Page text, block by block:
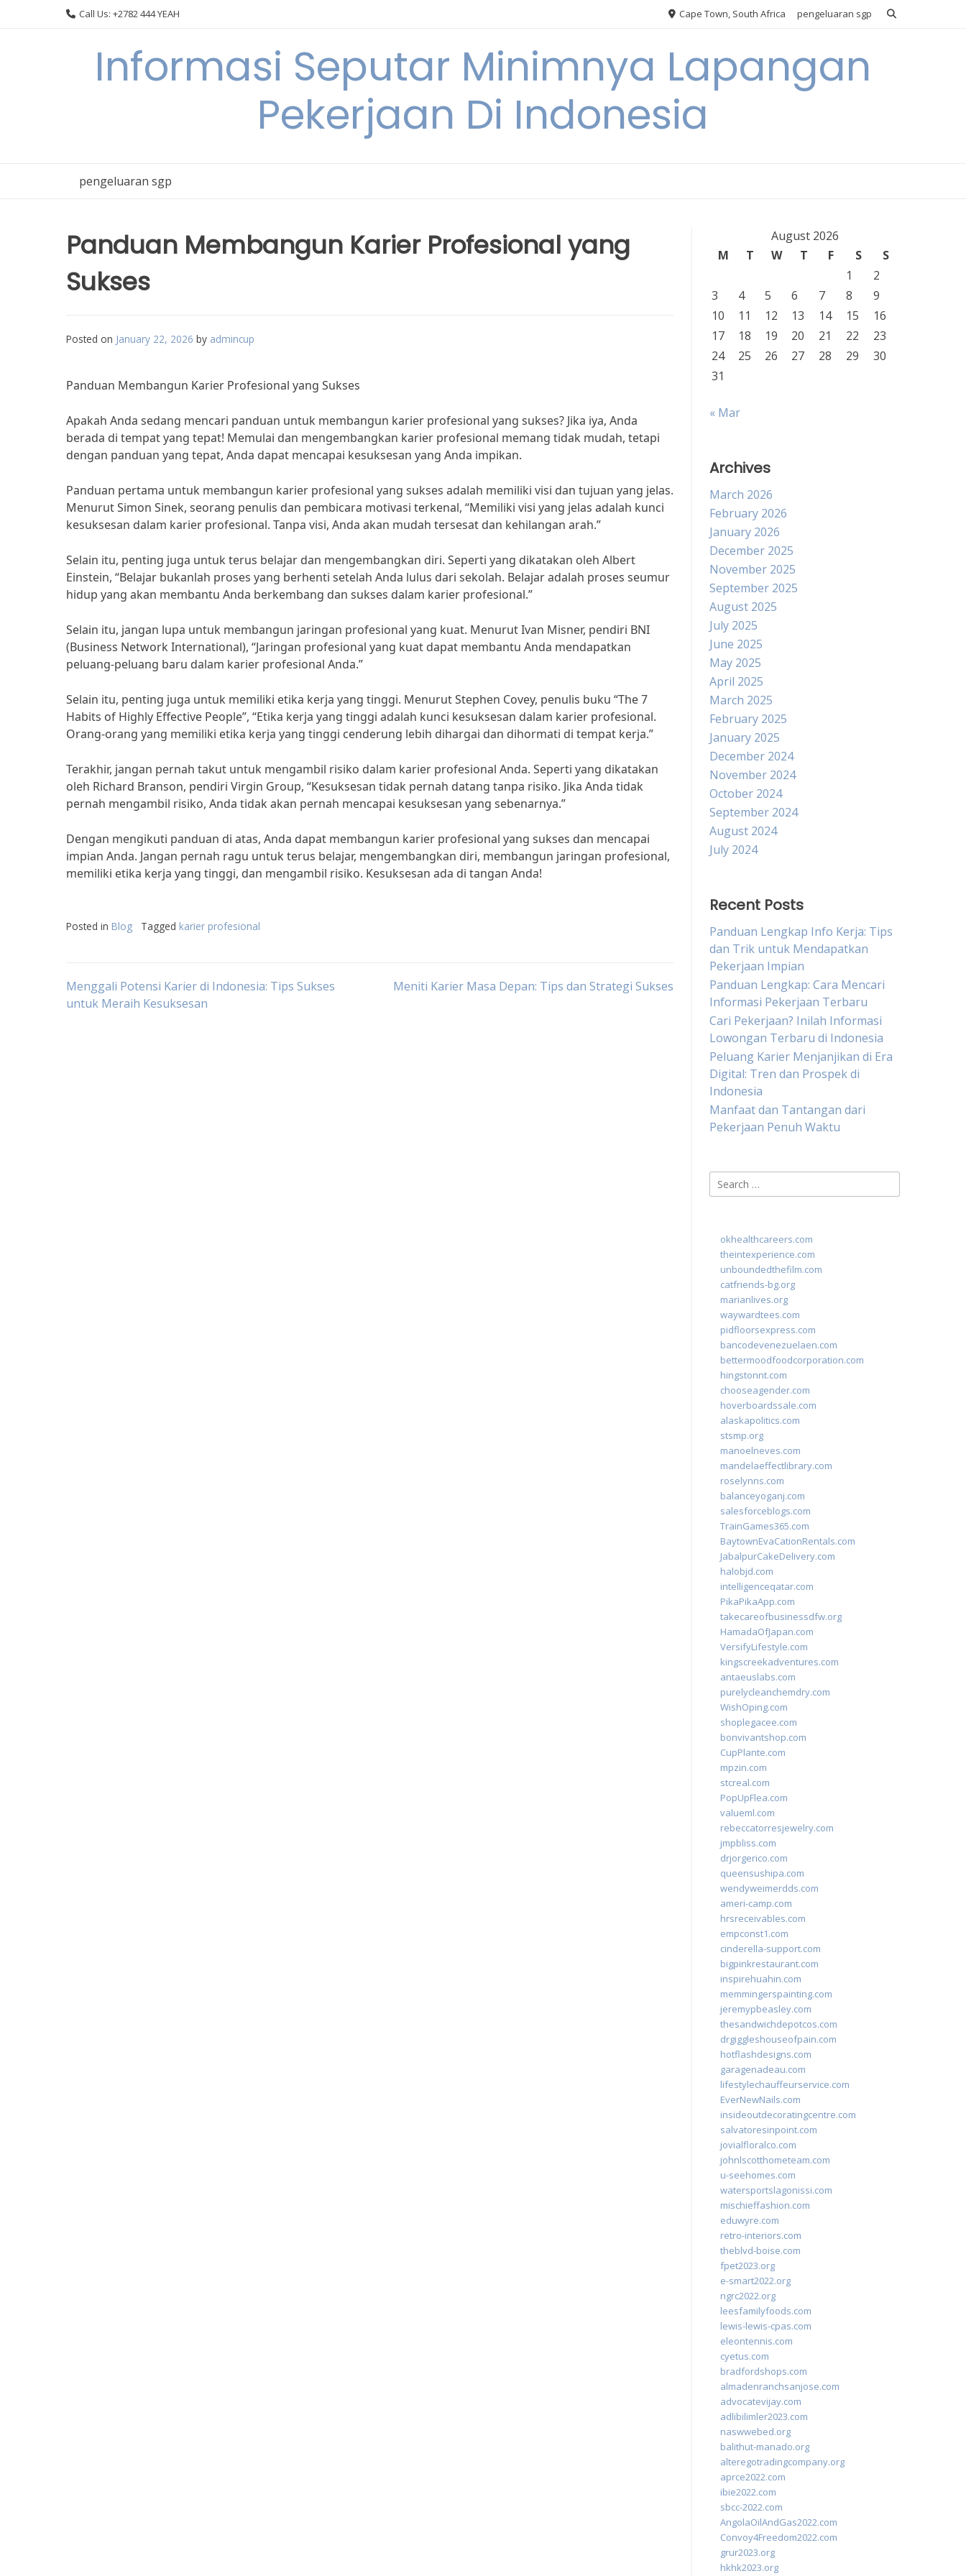
Call Us: +2782 444 YEAH Cape Town, South Africa pengeluaran sgp
Informasi Seputar Minimnya Lapangan
Pekerjaan Di Indonesia
pengeluaran sgp
Panduan Membangun Karier Profesional yang
Sukses
Posted on January 22, 2026 by admincup
Panduan Membangun Karier Profesional yang Sukses
Apakah Anda sedang mencari panduan untuk membangun karier profesional yang sukses? Jika iya, Anda
berada di tempat yang tepat! Memulai dan mengembangkan karier profesional memang tidak mudah, tetapi
dengan panduan yang tepat, Anda dapat mencapai kesuksesan yang Anda impikan.
Panduan pertama untuk membangun karier profesional yang sukses adalah memiliki visi dan tujuan yang jelas.
Menurut Simon Sinek, seorang penulis dan pembicara motivasi terkenal, “Memiliki visi yang jelas adalah kunci
kesuksesan dalam karier profesional. Tanpa visi, Anda akan mudah tersesat dan kehilangan arah.”
Selain itu, penting juga untuk terus belajar dan mengembangkan diri. Seperti yang dikatakan oleh Albert
Einstein, “Belajar bukanlah proses yang berhenti setelah Anda lulus dari sekolah. Belajar adalah proses seumur
hidup yang akan membantu Anda berkembang dan sukses dalam karier profesional.”
Selain itu, jangan lupa untuk membangun jaringan profesional yang kuat. Menurut Ivan Misner, pendiri BNI
(Business Network International), “Jaringan profesional yang kuat dapat membantu Anda mendapatkan
peluang-peluang baru dalam karier profesional Anda.”
Selain itu, penting juga untuk memiliki etika kerja yang tinggi. Menurut Stephen Covey, penulis buku “The 7
Habits of Highly Effective People”, “Etika kerja yang tinggi adalah kunci kesuksesan dalam karier profesional.
Orang-orang yang memiliki etika kerja yang tinggi cenderung lebih dihargai dan dihormati di tempat kerja.”
Terakhir, jangan pernah takut untuk mengambil risiko dalam karier profesional Anda. Seperti yang dikatakan
oleh Richard Branson, pendiri Virgin Group, “Kesuksesan tidak pernah datang tanpa risiko. Jika Anda tidak
pernah mengambil risiko, Anda tidak akan pernah mencapai kesuksesan yang sebenarnya.”
Dengan mengikuti panduan di atas, Anda dapat membangun karier profesional yang sukses dan mencapai
impian Anda. Jangan pernah ragu untuk terus belajar, mengembangkan diri, membangun jaringan profesional,
memiliki etika kerja yang tinggi, dan mengambil risiko. Kesuksesan ada di tangan Anda!
Posted in Blog Tagged karier profesional
Post
Menggali Potensi Karier di Indonesia: Tips Sukses
untuk Meraih Kesuksesan
Meniti Karier Masa Depan: Tips dan Strategi Sukses
August 2026
M
T W T F S
S
1
2
3
4 5 6 7 8
9
10
11 12 13 14 15
16
17
18 19 20 21 22
23
24
25 26 27 28 29
30
31
« Mar
Archives
March 2026
February 2026
January 2026
December 2025
November 2025
September 2025
August 2025
July 2025
June 2025
May 2025
April 2025
March 2025
February 2025
January 2025
December 2024
November 2024
October 2024
September 2024
August 2024
July 2024
Recent Posts
Panduan Lengkap Info Kerja: Tips
dan Trik untuk Mendapatkan
Pekerjaan Impian
Panduan Lengkap: Cara Mencari
Informasi Pekerjaan Terbaru
Cari Pekerjaan? Inilah Informasi
Lowongan Terbaru di Indonesia
Peluang Karier Menjanjikan di Era
Digital: Tren dan Prospek di
Indonesia
Manfaat dan Tantangan dari
Pekerjaan Penuh Waktu
Search
for:
okhealthcareers.com
theintexperience.com
unboundedthefilm.com
catfriends-bg.org
marianlives.org
waywardtees.com
pidfloorsexpress.com
bancodevenezuelaen.com
bettermoodfoodcorporation.com
hingstonnt.com
chooseagender.com
hoverboardssale.com
alaskapolitics.com
stsmp.org
manoelneves.com
mandelaeffectlibrary.com
roselynns.com
balanceyoganj.com
salesforceblogs.com
TrainGames365.com
BaytownEvaCationRentals.com
JabalpurCakeDelivery.com
halobjd.com
intelligenceqatar.com
PikaPikaApp.com
takecareofbusinessdfw.org
HamadaOfJapan.com
VersifyLifestyle.com
kingscreekadventures.com
antaeuslabs.com
purelycleanchemdry.com
WishOping.com
shoplegacee.com
bonvivantshop.com
CupPlante.com
mpzin.com
stcreal.com
PopUpFlea.com
valueml.com
rebeccatorresjewelry.com
jmpbliss.com
drjorgerico.com
queensushipa.com
wendyweimerdds.com
ameri-camp.com
hrsreceivables.com
empconst1.com
cinderella-support.com
bigpinkrestaurant.com
inspirehuahin.com
memmingerspainting.com
jeremypbeasley.com
thesandwichdepotcos.com
drgiggleshouseofpain.com
hotflashdesigns.com
garagenadeau.com
lifestylechauffeurservice.com
EverNewNails.com
insideoutdecoratingcentre.com
salvatoresinpoint.com
jovialfloralco.com
johnlscotthometeam.com
u-seehomes.com
watersportslagonissi.com
mischieffashion.com
eduwyre.com
retro-interiors.com
theblvd-boise.com
fpet2023.org
e-smart2022.org
ngrc2022.org
leesfamilyfoods.com
lewis-lewis-cpas.com
eleontennis.com
cyetus.com
bradfordshops.com
almadenranchsanjose.com
advocatevijay.com
adlibilimler2023.com
naswwebed.org
balithut-manado.org
alteregotradingcompany.org
aprce2022.com
ibie2022.com
sbcc-2022.com
AngolaOilAndGas2022.com
Convoy4Freedom2022.com
grur2023.org
hkhk2023.org